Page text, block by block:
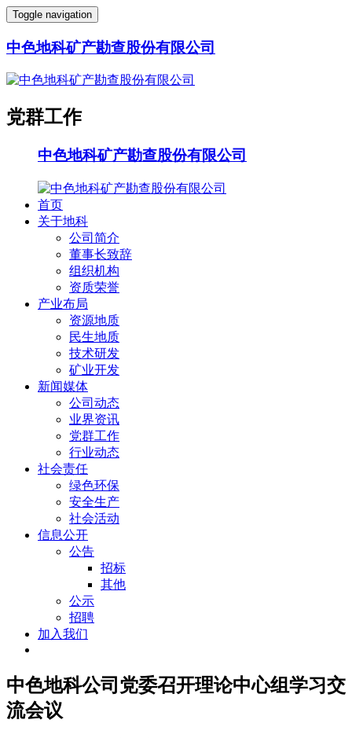
Toggle navigation
中色地科矿产勘查股份有限公司
党群工作
中色地科矿产勘查股份有限公司
首页
关于地科
公司简介
董事长致辞
组织机构
资质荣誉
产业布局
资源地质
民生地质
技术研发
矿业开发
新闻媒体
公司动态
业界资讯
党群工作
行业动态
社会责任
绿色环保
安全生产
社会活动
信息公开
公告
招标
其他
公示
招聘
加入我们
中色地科公司党委召开理论中心组学习交
流会议